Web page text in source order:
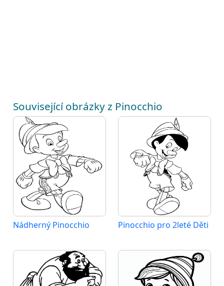
Související obrázky z Pinocchio
Nádherný Pinocchio Pinocchio pro 2leté Děti